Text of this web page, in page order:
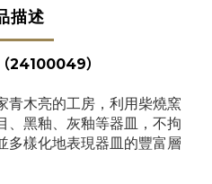
描述
（24100049）
青木亮的工房，利用柴燒窯
、黑釉、灰釉等器皿，不拘
多樣化地表現器皿的豐富層